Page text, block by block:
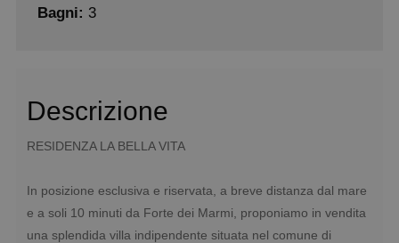
Bagni: 3
Descrizione
RESIDENZA LA BELLA VITA
In posizione esclusiva e riservata, a breve distanza dal mare
e a soli 10 minuti da Forte dei Marmi, proponiamo in vendita
una splendida villa indipendente situata nel comune di